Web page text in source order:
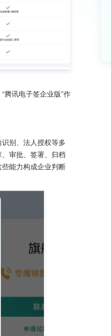
腾讯电子签企业版”作
别、法人授权等多
审批、签署、归档
能力构成企业判断